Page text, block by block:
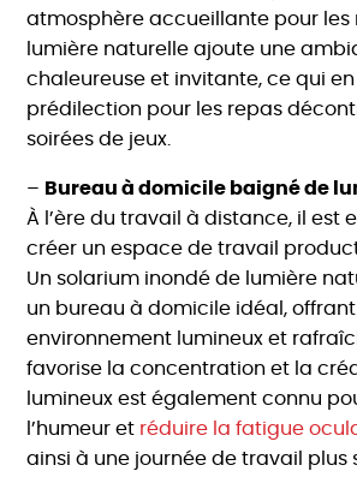
atmosphère accueillante pour les
lumière naturelle ajoute une
chaleureuse et invitante, ce qui
prédilection pour les repas
soirées de jeux.
– Bureau à domicile baigné de
À l’ère du travail à distance, il est
créer un espace de travail
Un solarium inondé de lumière
un bureau à domicile idéal,
environnement lumineux et
favorise la concentration et la
lumineux est également connu
l’humeur et réduire la fatigue
ainsi à une journée de travail plus